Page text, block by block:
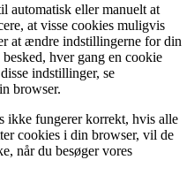
automatisk eller manuelt at
at visse cookies muligvis
at ændre indstillingerne for din
hver gang en cookie
indstillinger, se
browser.
ikke fungerer korrekt, hvis alle
cookies i din browser, vil de
når du besøger vores